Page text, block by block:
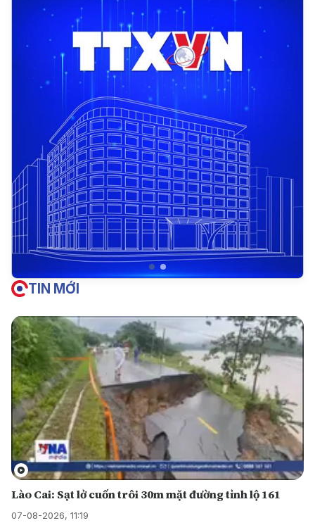
TIN MỚI
Lào Cai: Sạt lở cuốn trôi 30m mặt đường tỉnh lộ 161
07-08-2026, 11:19